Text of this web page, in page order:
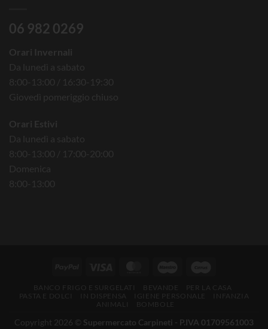
06 982 0269
Orari Invernali
Da lunedì a sabato
8:00-13:00 / 16:30-19:30
Giovedì pomeriggio chiuso
Orari Estivi
Da lunedì a sabato
8:00-13:00 / 17:00-20:00
Domenica
8:00-13:00
Copyright 2026 © Supermercato Carpineti - P.IVA 01709561003